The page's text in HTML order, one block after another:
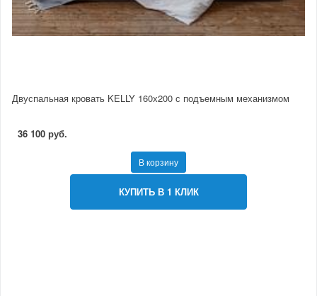
Двуспальная кровать KELLY 160х200 с подъемным механизмом
36 100 руб.
В корзину
КУПИТЬ В 1 КЛИК